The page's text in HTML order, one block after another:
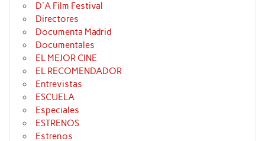
D'A Film Festival
Directores
Documenta Madrid
Documentales
EL MEJOR CINE
EL RECOMENDADOR
Entrevistas
ESCUELA
Especiales
ESTRENOS
Estrenos